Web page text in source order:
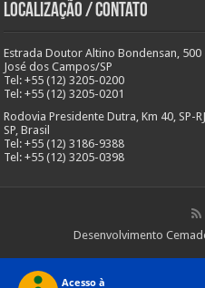
Localização / Contato
Estrada Doutor Altino Bondensan,
José dos Campos/SP
Tel: +55 (12) 3205-0200
Tel: +55 (12) 3205-0201
Rodovia Presidente Dutra, Km 40, SP-
SP, Brasil
Tel: +55 (12) 3186-9388
Tel: +55 (12) 3205-0398
Desenvolvimento